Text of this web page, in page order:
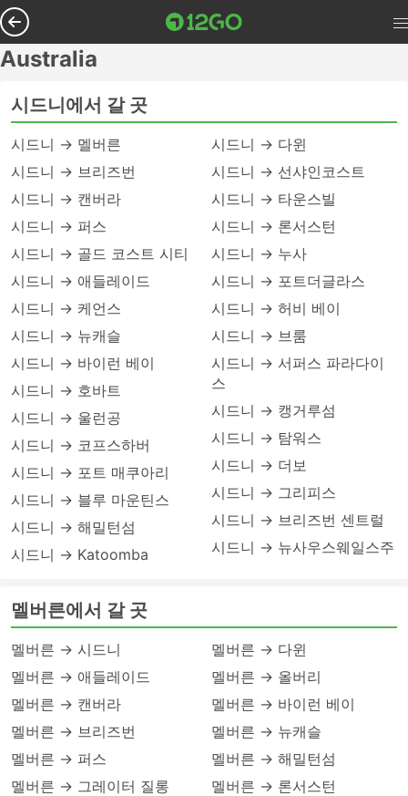
Australia
시드니에서 갈 곳
시드니 → 멜버른
시드니 → 브리즈번
시드니 → 캔버라
시드니 → 퍼스
시드니 → 골드 코스트 시티
시드니 → 애들레이드
시드니 → 케언스
시드니 → 뉴캐슬
시드니 → 바이런 베이
시드니 → 호바트
시드니 → 울런공
시드니 → 코프스하버
시드니 → 포트 매쿠아리
시드니 → 블루 마운틴스
시드니 → 해밀턴섬
시드니 → Katoomba
시드니 → 다윈
시드니 → 선샤인코스트
시드니 → 타운스빌
시드니 → 론서스턴
시드니 → 누사
시드니 → 포트더글라스
시드니 → 허비 베이
시드니 → 브룸
시드니 → 서퍼스 파라다이
스
시드니 → 캥거루섬
시드니 → 탐워스
시드니 → 더보
시드니 → 그리피스
시드니 → 브리즈번 센트럴
시드니 → 뉴사우스웨일스주
멜버른에서 갈 곳
멜버른 → 시드니
멜버른 → 애들레이드
멜버른 → 캔버라
멜버른 → 브리즈번
멜버른 → 퍼스
멜버른 → 그레이터 질롱
멜버른 → 다윈
멜버른 → 올버리
멜버른 → 바이런 베이
멜버른 → 뉴캐슬
멜버른 → 해밀턴섬
멜버른 → 론서스턴